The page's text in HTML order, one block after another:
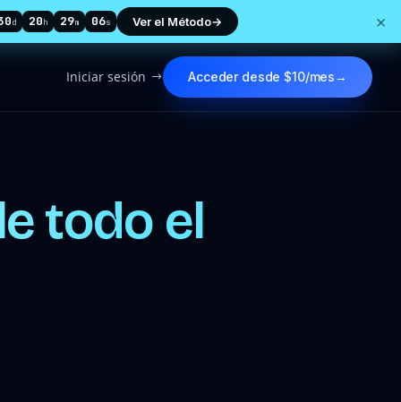
d 20h 29m 05s Ver el Método→ ×
$
Iniciar sesión Acceder desde $10/mes→
todo el